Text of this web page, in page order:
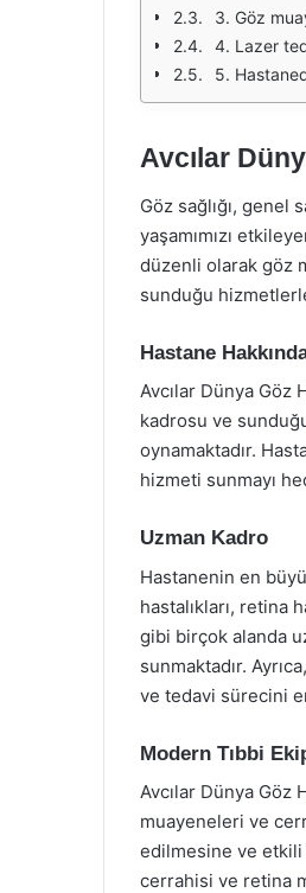
3. Göz
4. Lazer
5.
Avcılar
Göz sağlığı, genel
yaşamımızı
düzenli olarak göz
sunduğu
Hastane
Avcılar Dünya Göz
kadrosu ve
oynamaktadır.
hizmeti sunmayı
Uzman Kadro
Hastanenin en
hastalıkları, retina
gibi birçok alanda
sunmaktadır.
ve tedavi sürecini
Modern Tıbbi
Avcılar Dünya Göz
muayeneleri ve
edilmesine ve etkili
cerrahisi ve retina